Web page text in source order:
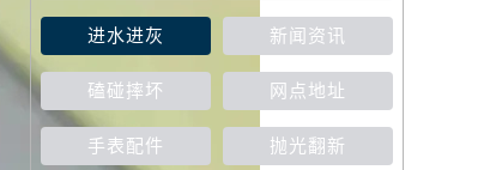
进水进灰 新闻资讯
磕碰摔坏 网点地址
手表配件 抛光翻新